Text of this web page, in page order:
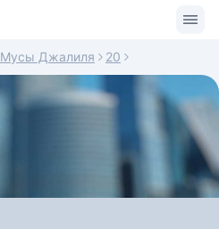
Мусы Джалиля 20